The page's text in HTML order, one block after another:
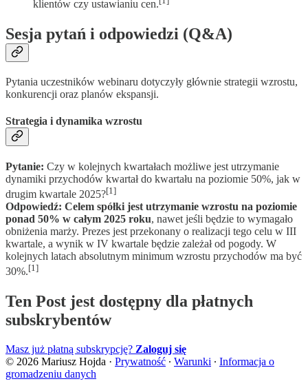
klientów czy ustawianiu cen.
Sesja pytań i odpowiedzi (Q&A)
Pytania uczestników webinaru dotyczyły głównie strategii wzrostu,
konkurencji oraz planów ekspansji.
Strategia i dynamika wzrostu
Pytanie: Czy w kolejnych kwartałach możliwe jest utrzymanie
dynamiki przychodów kwartał do kwartału na poziomie 50%, jak w
drugim kwartale 2025?[1]
Odpowiedź: Celem spółki jest utrzymanie wzrostu na poziomie
ponad 50% w całym 2025 roku, nawet jeśli będzie to wymagało
obniżenia marży. Prezes jest przekonany o realizacji tego celu w III
kwartale, a wynik w IV kwartale będzie zależał od pogody. W
kolejnych latach absolutnym minimum wzrostu przychodów ma być
30%.[1]
Ten Post jest dostępny dla płatnych
subskrybentów
Masz już płatną subskrypcję? Zaloguj się
© 2026 Mariusz Hojda · Prywatność ∙ Warunki ∙ Informacja o
gromadzeniu danych